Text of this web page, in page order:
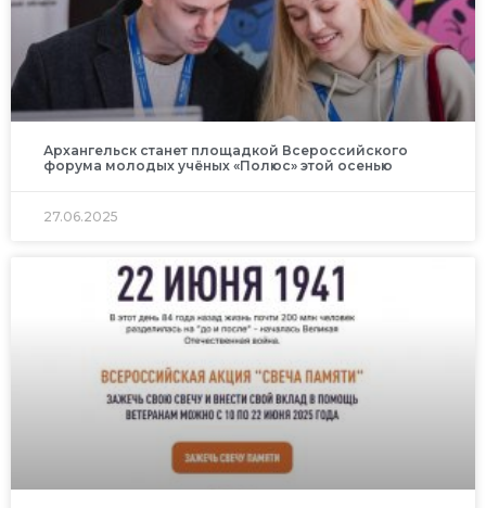
Архангельск станет площадкой Всероссийского
форума молодых учёных «Полюс» этой осенью
27.06.2025